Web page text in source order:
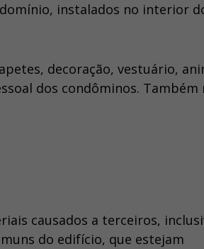
instalados no interior
decoração, vestuário,
dos condôminos. Também
causados a terceiros,
do edifício, que estejam